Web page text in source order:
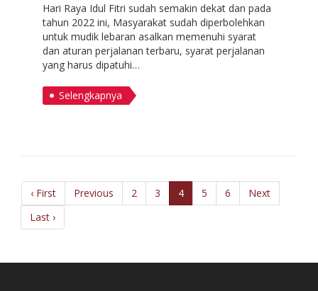
Hari Raya Idul Fitri sudah semakin dekat dan pada
tahun 2022 ini, Masyarakat sudah diperbolehkan
untuk mudik lebaran asalkan memenuhi syarat
dan aturan perjalanan terbaru, syarat perjalanan
yang harus dipatuhi…
Selengkapnya
‹ First Previous 2 3 4 5 6
Next
Last ›